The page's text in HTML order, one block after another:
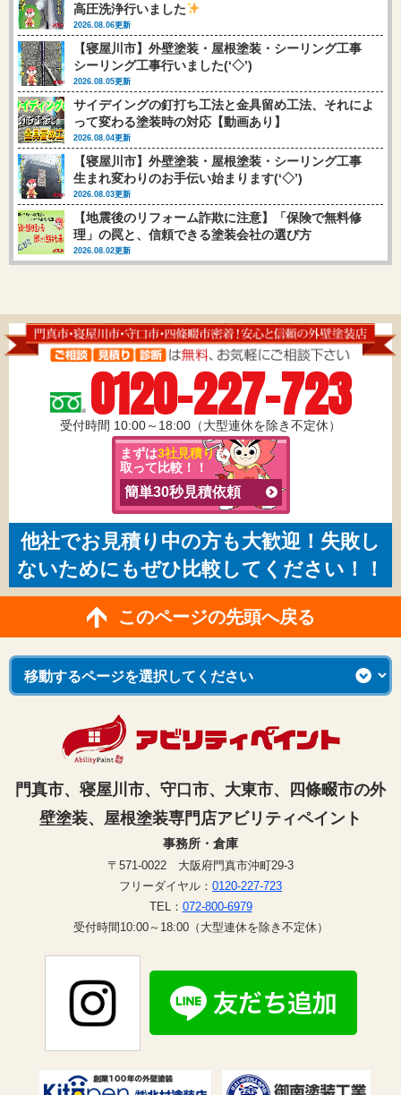
高圧洗浄行いました
2026.08.06更新
【寝屋川市】外壁塗装・屋根塗装・シーリング工事
シーリング工事行いました(‘◇’)ゞ
2026.08.05更新
サイデイングの釘打ち工法と金具留め工法、それによ
って変わる塗装時の対応【動画あり】
2026.08.04更新
【寝屋川市】外壁塗装・屋根塗装・シーリング工事
生まれ変わりのお手伝い始まります(‘◇’)ゞ
2026.08.03更新
【地震後のリフォーム詐欺に注意】「保険で無料修
理」の罠と、信頼できる塗装会社の選び方
2026.08.02更新
0120-227-723
受付時間 10:00～18:00（大型連休を除き不定休）
まずは3社見積りを
取って比較！！
簡単30秒見積依頼
他社でお見積り中の方も大歓迎！失敗し
ないためにもぜひ比較してください！！
このページの先頭へ戻る
門真市、寝屋川市、守口市、大東市、四條畷市の外
壁塗装、屋根塗装専門店アビリティペイント
事務所・倉庫
〒571-0022 大阪府門真市沖町29-3
フリーダイヤル： 0120-227-723
TEL： 072-800-6979
受付時間10:00～18:00（大型連休を除き不定休）